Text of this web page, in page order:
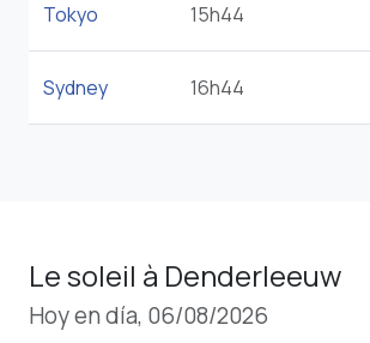
Tokyo 15h44
Sydney 16h44
Le soleil à Denderleeuw
Hoy en día, 06/08/2026